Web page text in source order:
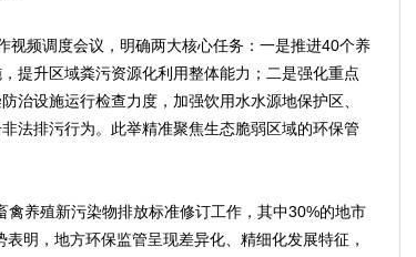
频调度会议，明确两大核心任务：一是推进40个养
提升区域粪污资源化利用整体能力；二是强化重点
治设施运行检查力度，加强饮用水水源地保护区、
法排污行为。此举精准聚焦生态脆弱区域的环保管
养殖新污染物排放标准修订工作，其中30%的地市
明，地方环保监管呈现差异化、精细化发展特征，